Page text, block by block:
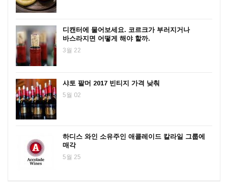
디캔터에 물어보세요. 코르크가 부러지거나
바스라지면 어떻게 해야 할까.
3월 22
샤토 팔머 2017 빈티지 가격 낮춰
5월 02
하디스 와인 소유주인 애콜레이드 칼라일 그룹에
매각
5월 25